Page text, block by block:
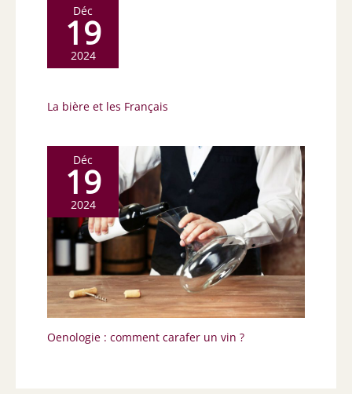
Déc
19
2024
La bière et les Français
Déc
19
2024
Oenologie : comment carafer un vin ?